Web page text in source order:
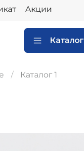
Акции
Каталог
Каталог 1